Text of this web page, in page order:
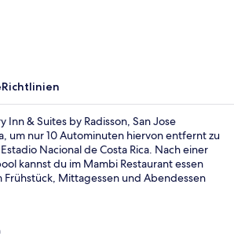
Richtlinien
Inn & Suites by Radisson, San Jose
um nur 10 Autominuten hiervon entfernt zu
Nacional de Costa Rica. Nach einer
kannst du im Mambi Restaurant essen
Frühstück, Mittagessen und Abendessen
Bar/Lounge und ein Fitnesscenter. Der Pool
erhalten tolle Bewertungen von anderen